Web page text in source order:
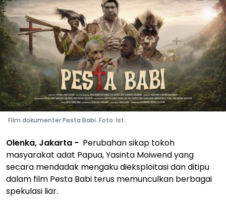
Film dokumenter Pesta Babi. Foto: Ist.
Olenka, Jakarta - Perubahan sikap tokoh
masyarakat adat Papua, Yasinta Moiwend yang
secara mendadak mengaku dieksploitasi dan ditipu
dalam film Pesta Babi terus memunculkan berbagai
spekulasi liar.